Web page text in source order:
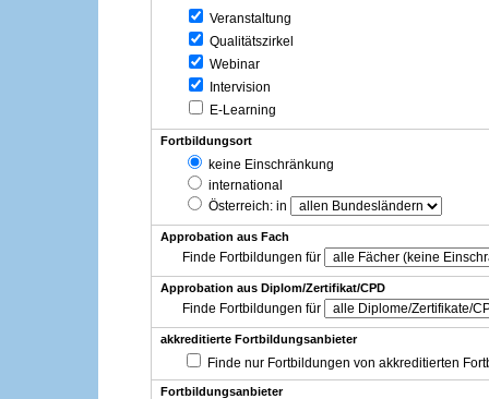
Veranstaltung
Qualitätszirkel
Webinar
Intervision
E-Learning
Fortbildungsort
keine Einschränkung
international
Österreich: in
Approbation aus Fach
Finde Fortbildungen für
Approbation aus Diplom/Zertifikat/CPD
Finde Fortbildungen für
akkreditierte Fortbildungsanbieter
Finde nur Fortbildungen von akkreditierten
Fortbildungsanbieter